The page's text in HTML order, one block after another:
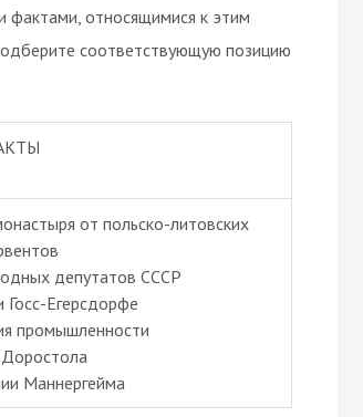
фактами, относящимися к этим
соответствующую позицию
от польско-литовских
депутатов СССР
Госс-Егерсдорфе
промышленности
Маннергейма